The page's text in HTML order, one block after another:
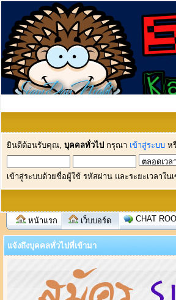
ยินดีต้อนรับคุณ, บุคคลทั่วไป กรุณา เข้าสู่ระบบ ห
เข้าสู่ระบบด้วยชื่อผู้ใช้ รหัสผ่าน และระยะเวลาใน
หน้าแรก เว็บบอร์ด CHAT
แจ้งถึงบุคคลทั่วไปที่เข้ามา